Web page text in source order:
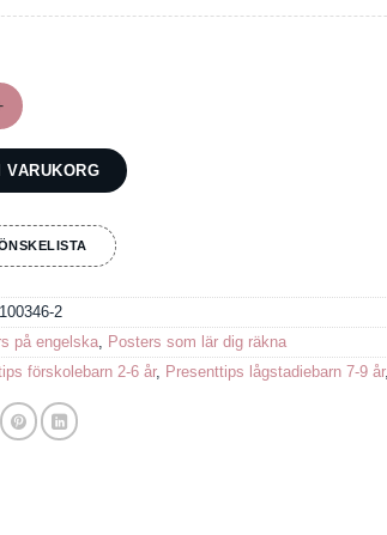
tio på svenska och engelska mängd
2
på engelska
Posters som lär dig räkna
förskolebarn 2-6 år, Presenttips lågstadiebarn 7-9 år,